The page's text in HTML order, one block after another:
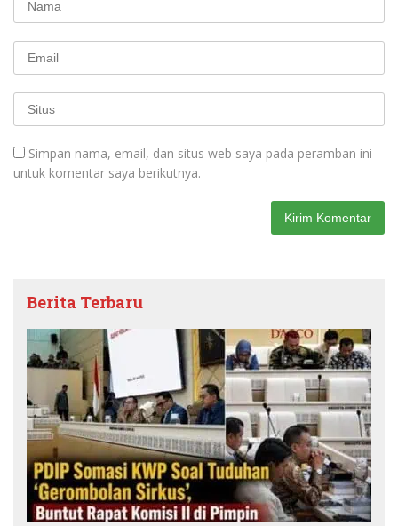
Simpan nama, email, dan situs web saya pada peramban ini
untuk komentar saya berikutnya.
Berita Terbaru